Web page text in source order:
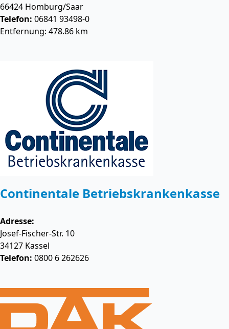
66424 Homburg/Saar
Telefon: 06841 93498-0
Entfernung: 478.86 km
Continentale Betriebskrankenkasse
Adresse:
Josef-Fischer-Str. 10
34127 Kassel
Telefon: 0800 6 262626